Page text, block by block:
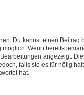
Du kannst einen Beitrag
Wenn bereits
angezeigt.
falls sie es für nötig
hat.